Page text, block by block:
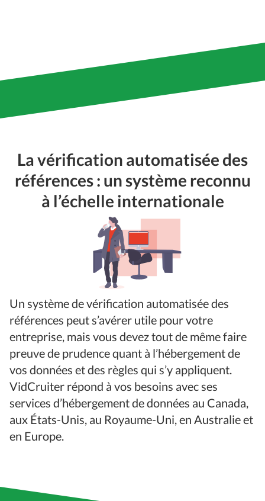
La vérification automatisée des
références : un système reconnu
à l’échelle internationale
Un système de vérification automatisée des
références peut s’avérer utile pour votre
entreprise, mais vous devez tout de même faire
preuve de prudence quant à l’hébergement de
vos données et des règles qui s’y appliquent.
VidCruiter répond à vos besoins avec ses
services d’hébergement de données au Canada,
aux États-Unis, au Royaume-Uni, en Australie et
en Europe.